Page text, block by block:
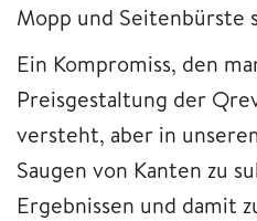
Mopp und Seitenbürste
Ein Kompromiss, den
Preisgestaltung der
versteht, aber in
Saugen von Kanten zu
Ergebnissen und damit